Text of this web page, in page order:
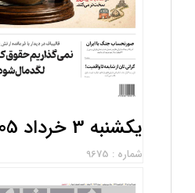
یکشنبه 3 خرداد 1405
شماره : 9675